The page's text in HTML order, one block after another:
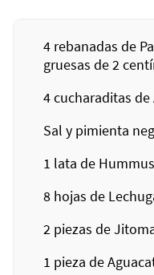
4 rebanadas de
gruesas de 2
4cucharaditas de
Sal y pimienta
1 lata de
8 hojas de
2 piezas de
1 pieza de